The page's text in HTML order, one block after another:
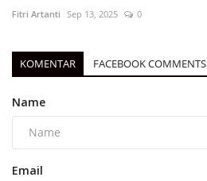
Fitri Artanti Sep 13, 2025 0
KOMENTAR FACEBOOK COMMENTS
Name
Email